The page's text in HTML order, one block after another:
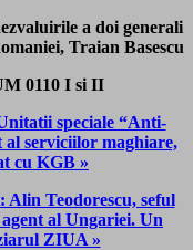
a doi generali
Traian Basescu
0110 I si II
speciale “Anti-
al serviciilor maghiare,
cu KGB »
Alin Teodorescu, seful
al Ungariei. Un
ZIUA »